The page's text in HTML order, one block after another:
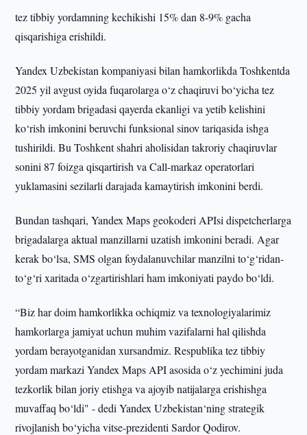
tez tibbiy yordamning kechikishi 15% dan 8-9% gacha
qisqarishiga erishildi.
Yandex Uzbekistan kompaniyasi bilan hamkorlikda Toshkentda
2025 yil avgust oyida fuqarolarga o‘z chaqiruvi bo‘yicha tez
tibbiy yordam brigadasi qayerda ekanligi va yetib kelishini
ko‘rish imkonini beruvchi funksional sinov tariqasida ishga
tushirildi. Bu Toshkent shahri aholisidan takroriy chaqiruvlar
sonini 87 foizga qisqartirish va Call-markaz operatorlari
yuklamasini sezilarli darajada kamaytirish imkonini berdi.
Bundan tashqari, Yandex Maps geokoderi APIsi dispetcherlarga
brigadalarga aktual manzillarni uzatish imkonini beradi. Agar
kerak bo‘lsa, SMS olgan foydalanuvchilar manzilni to‘g‘ridan-
to‘g‘ri xaritada o‘zgartirishlari ham imkoniyati paydo bo‘ldi.
“Biz har doim hamkorlikka ochiqmiz va texnologiyalarimiz
hamkorlarga jamiyat uchun muhim vazifalarni hal qilishda
yordam berayotganidan xursandmiz. Respublika tez tibbiy
yordam markazi Yandex Maps API asosida o‘z yechimini juda
tezkorlik bilan joriy etishga va ajoyib natijalarga erishishga
muvaffaq bo‘ldi" - dedi Yandex Uzbekistan‘ning strategik
rivojlanish bo‘yicha vitse-prezidenti Sardor Qodirov.